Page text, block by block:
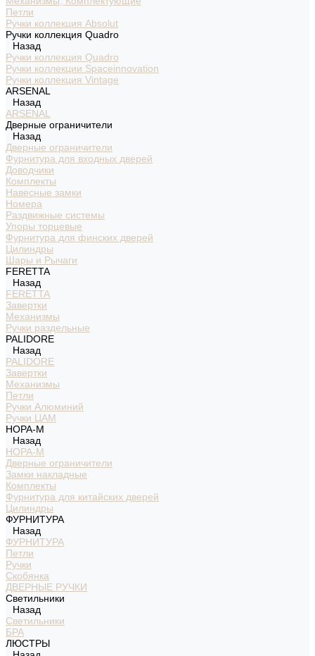
Петли
Ручки коллекция Absolut
Ручки коллекция Quadro
Назад
Ручки коллекция Quadro
Ручки коллекции Spaceinnovation
Ручки коллекция Vintage
ARSENAL
Назад
ARSENAL
Дверные ограничители
Назад
Дверные ограничители
Фурнитура для входных дверей
Доводчики
Комплекты
Навесные замки
Номера
Раздвижные системы
Упоры торцевые
Фурнитура для финских дверей
Цилиндры
Шары и Рычаги
FERETTA
Назад
FERETTA
Завертки
Механизмы
Ручки раздельные
PALIDORE
Назад
PALIDORE
Завертки
Механизмы
Петли
Ручки Алюминий
Ручки ЦАМ
НОРА-М
Назад
НОРА-М
Дверные ограничители
Замки накладные
Комплекты
Фурнитура для китайских дверей
Цилиндры
ФУРНИТУРА
Назад
ФУРНИТУРА
Петли
Ручки
Скобянка
ДВЕРНЫЕ РУЧКИ
Светильники
Назад
Светильники
БРА
ЛЮСТРЫ